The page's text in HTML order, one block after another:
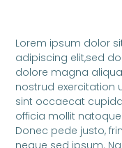
Lorem ipsum dolor
adipiscing elit,sed
dolore magna
nostrud exercitation
sint occaecat
officia mollit
Donec pede justo,
neque sed ipsum.